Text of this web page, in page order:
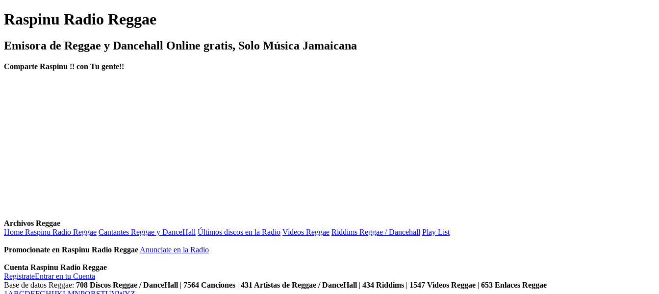
Raspinu Radio Reggae
Emisora de Reggae y Dancehall Online gratis, Solo Música Jamaicana
Comparte Raspinu !! con Tu gente!!
Archivos Reggae
Home Raspinu Radio Reggae Cantantes Reggae y DanceHall Últimos discos en la Radio Videos Reggae Riddims Reggae / Dancehall Play List
Promocionate en Raspinu Radio Reggae Anunciate en la Radio
Cuenta Raspinu Radio Reggae
RegistrateEntrar en tu Cuenta
Base de datos Reggae: 708 Discos Reggae / DanceHall | 7564 Canciones | 431 Artistas de Reggae / DanceHall | 434 Riddims | 1547 Videos Reggae | 653 Enlaces Reggae